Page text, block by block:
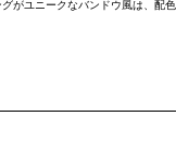
がユニークなバンドウ風は、配色